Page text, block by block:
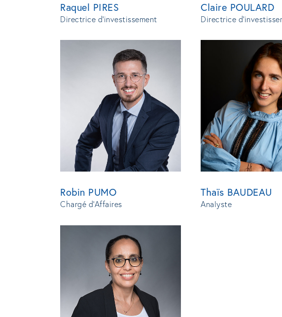
Raquel PIRES
Directrice d’investissement
Claire POULARD
Directrice
Robin PUMO
Chargé d'Affaires
Thaïs BAUDEAU
Analyste